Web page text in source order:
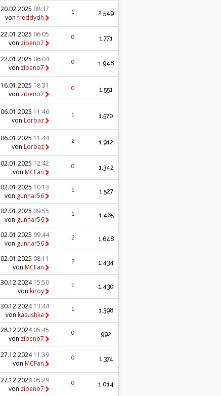
20.02.2025 08:37
vonfreddydh
1 2.549
22.01.2025 06:05
von zibeno7
0 1.771
22.01.2025 06:04
von zibeno7
0 1.948
16.01.2025 18:31
von zibeno7
0 1.551
06.01.2025 11:46
von Lorbaz
1 1.570
06.01.2025 11:44
von Lorbaz
2 1.912
02.01.2025 12:42
von MCFan
0 1.342
02.01.2025 10:13
von gunnar56
1 1.527
02.01.2025 09:55
von gunnar56
1 1.465
02.01.2025 09:44
von gunnar56
2 1.648
02.01.2025 08:11
von MCFan
2 1.434
30.12.202415:50
von kiroy
1 1.430
30.12.202413:44
von kasushka
1 1.398
28.12.202405:45
von zibeno7
0 992
27.12.202411:39
von MCFan
0 1.374
27.12.202405:29
von zibeno7
0 1.014